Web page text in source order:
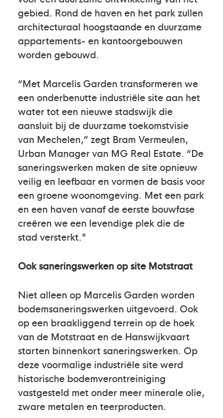
gebied. Rond de haven en het park zullen
architecturaal hoogstaande en duurzame
appartements- en kantoorgebouwen
worden gebouwd.
“Met Marcelis Garden transformeren we
een onderbenutte industriële site aan het
water tot een nieuwe stadswijk die
aansluit bij de duurzame toekomstvisie
van Mechelen,” zegt Bram Vermeulen,
Urban Manager van MG Real Estate. “De
saneringswerken maken de site opnieuw
veilig en leefbaar en vormen de basis voor
een groene woonomgeving. Met een park
en een haven vanaf de eerste bouwfase
creëren we een levendige plek die de
stad versterkt."
Ook saneringswerken op site Motstraat
Niet alleen op Marcelis Garden worden
bodemsaneringswerken uitgevoerd. Ook
op een braakliggend terrein op de hoek
van de Motstraat en de Hanswijkvaart
starten binnenkort saneringswerken. Op
deze voormalige industriële site werd
historische bodemverontreiniging
vastgesteld met onder meer minerale olie,
zware metalen en teerproducten.